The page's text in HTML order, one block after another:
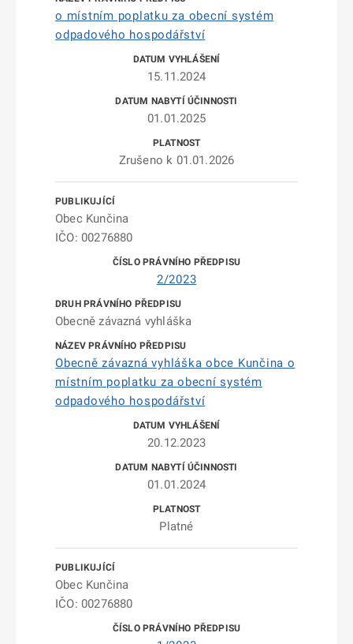
o místním poplatku za obecní systém
odpadového hospodářství
15.11.2024
01.01.2025
Zrušeno k 01.01.2026
Obec Kunčina
IČO: 00276880
2/2023
Obecně závazná vyhláška
Obecně závazná vyhláška obce Kunčina o
místním poplatku za obecní systém
odpadového hospodářství
20.12.2023
01.01.2024
Platné
Obec Kunčina
IČO: 00276880